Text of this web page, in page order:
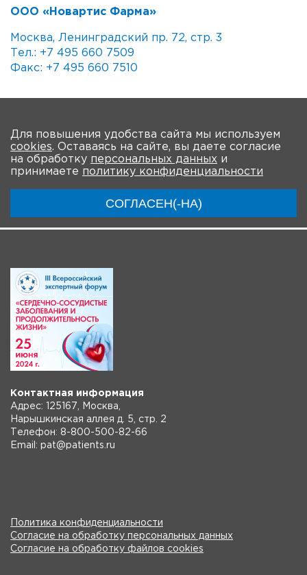
ООО «Новартис Фарма»
Москва, Ленинградский пр. 72, стр. 3
Тел.: +7 495 660 7509
Факс: +7 495 660 7510
Для повышения удобства сайта мы используем
cookies. Оставаясь на сайте, вы даете согласие
на обработку персональных данных и
принимаете политику конфиденциальности
СОГЛАСЕН(-НА)
О Форуме Участники Программа
Контактная информация
Адрес: 125167, Москва,
Нарышкинская аллея д. 5, стр. 2
Телефон: 8-800-500-82-66
Email: pat@patients.ru
Политика конфиденциальности
Согласие на обработку персональных данных
Согласие на обработку файлов cookies